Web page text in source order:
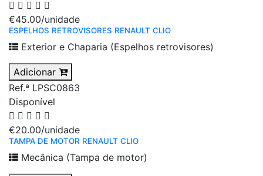
€45.00/unidade
ESPELHOS RETROVISORES RENAULT CLIO
Exterior e Chaparia (Espelhos retrovisores)
Adicionar
Ref.ª LPSC0863
Disponível
€20.00/unidade
TAMPA DE MOTOR RENAULT CLIO
Mecânica (Tampa de motor)